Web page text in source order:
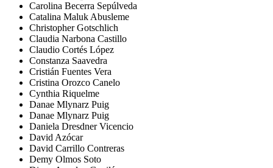
Carolina Becerra Sepúlveda
Catalina Maluk Abusleme
Christopher Gotschlich
Claudia Narbona Castillo
Claudio Cortés López
Constanza Saavedra
Cristián Fuentes Vera
Cristina Orozco Canelo
Cynthia Riquelme
Danae Mlynarz Puig
Danae Mlynarz Puig
Daniela Dresdner Vicencio
David Azócar
David Carrillo Contreras
Demy Olmos Soto